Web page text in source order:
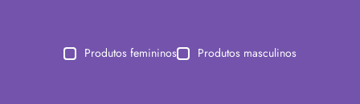
Produtos femininos Produtos masculinos